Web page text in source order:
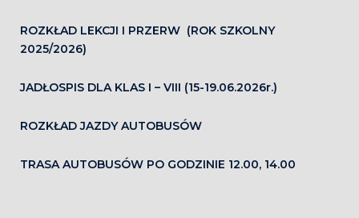
ROZKŁAD LEKCJI I PRZERW (ROK SZKOLNY
2025/2026)
JADŁOSPIS DLA KLAS I – VIII (15-19.06.2026r.)
ROZKŁAD JAZDY AUTOBUSÓW
TRASA AUTOBUSÓW PO GODZINIE 12.00, 14.00